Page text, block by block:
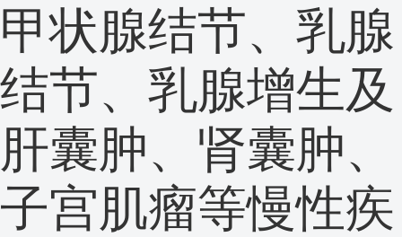
甲状腺结节、乳腺
结节、乳腺增生及
肝囊肿、肾囊肿、
子宫肌瘤等慢性疾